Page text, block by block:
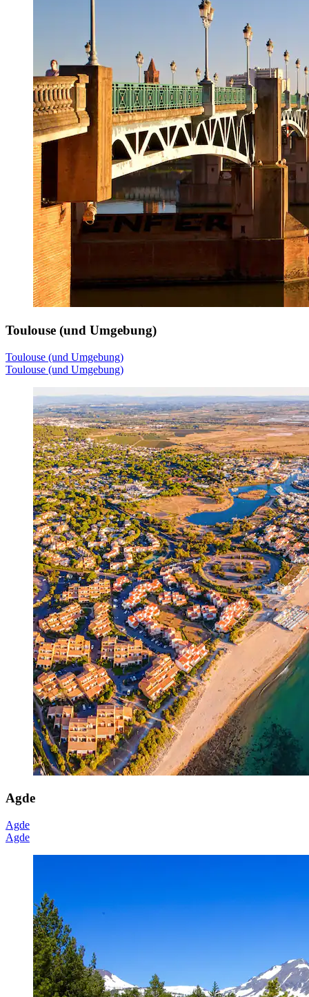
Toulouse (und Umgebung)
Toulouse (und Umgebung)
Toulouse (und Umgebung)
Agde
Agde
Agde